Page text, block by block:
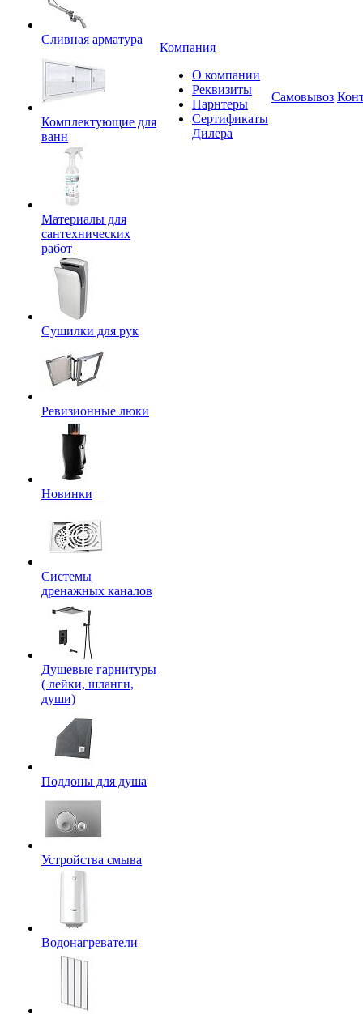
Сливная арматура
Комплектующие для
ванн
Материалы для
сантехнических
работ
Сушилки для рук
Ревизионные люки
Новинки
Системы
дренажных каналов
Душевые гарнитуры
( лейки, шланги,
души)
Поддоны для душа
Устройства смыва
Водонагреватели
Компания
О компании
Реквизиты
Парнтеры
Сертификаты
Дилера
Самовывоз